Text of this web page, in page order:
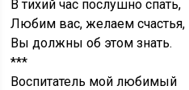
В тихий час послушно спать,
Любим вас, желаем счастья,
Вы должны об этом знать.
***
Воспитатель мой любимый